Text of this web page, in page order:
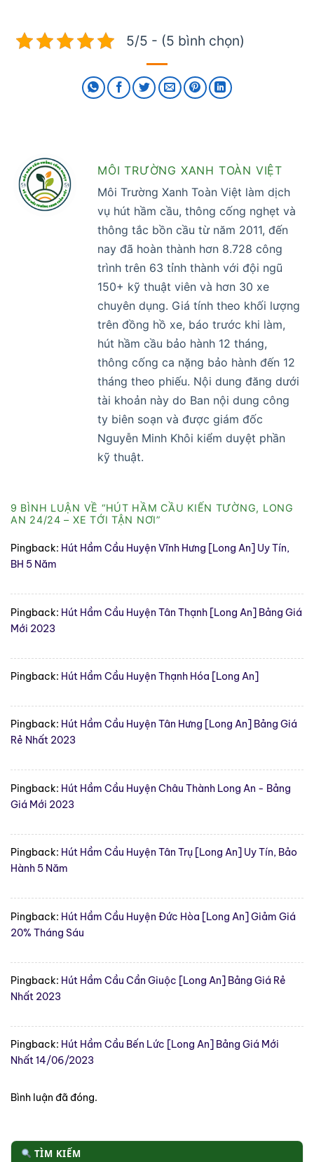
5/5 - (5 bình chọn)
MÔI TRƯỜNG XANH TOÀN VIỆT
Môi Trường Xanh Toàn Việt làm dịch
vụ hút hầm cầu, thông cống nghẹt và
thông tắc bồn cầu từ năm 2011, đến
nay đã hoàn thành hơn 8.728 công
trình trên 63 tỉnh thành với đội ngũ
150+ kỹ thuật viên và hơn 30 xe
chuyên dụng. Giá tính theo khối lượng
trên đồng hồ xe, báo trước khi làm,
hút hầm cầu bảo hành 12 tháng,
thông cống ca nặng bảo hành đến 12
tháng theo phiếu. Nội dung đăng dưới
tài khoản này do Ban nội dung công
ty biên soạn và được giám đốc
Nguyễn Minh Khôi kiểm duyệt phần
kỹ thuật.
9 BÌNH LUẬN VỀ “HÚT HẦM CẦU KIẾN TƯỜNG, LONG
AN 24/24 – XE TỚI TẬN NƠI”
Pingback: Hút Hầm Cầu Huyện Vĩnh Hưng [Long An] Uy Tín,
BH 5 Năm
Pingback: Hút Hầm Cầu Huyện Tân Thạnh [Long An] Bảng Giá
Mới 2023
Pingback: Hút Hầm Cầu Huyện Thạnh Hóa [Long An]
Pingback: Hút Hầm Cầu Huyện Tân Hưng [Long An] Bảng Giá
Rẻ Nhất 2023
Pingback: Hút Hầm Cầu Huyện Châu Thành Long An - Bảng
Giá Mới 2023
Pingback: Hút Hầm Cầu Huyện Tân Trụ [Long An] Uy Tín, Bảo
Hành 5 Năm
Pingback: Hút Hầm Cầu Huyện Đức Hòa [Long An] Giảm Giá
20% Tháng Sáu
Pingback: Hút Hầm Cầu Cần Giuộc [Long An] Bảng Giá Rẻ
Nhất 2023
Pingback: Hút Hầm Cầu Bến Lức [Long An] Bảng Giá Mới
Nhất 14/06/2023
Bình luận đã đóng.
TÌM KIẾM